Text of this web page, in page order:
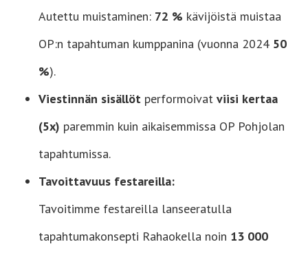
Autettu muistaminen: 72 % kävijöistä muistaa
OP:n tapahtuman kumppanina (vuonna 2024 50
%).
Viestinnän sisällöt performoivat viisi kertaa
(5x) paremmin kuin aikaisemmissa OP Pohjolan
tapahtumissa.
Tavoittavuus festareilla:
Tavoitimme festareilla lanseeratulla
tapahtumakonsepti Rahaokella noin 13 000